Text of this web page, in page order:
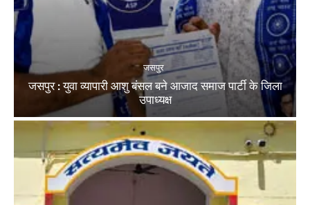
जसपुर
जसपुर : युवा व्यापारी आशु बंसल बने आजाद समाज पार्टी के जिला
उपाध्यक्ष